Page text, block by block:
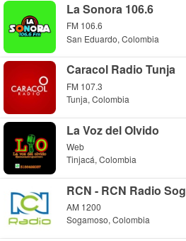
La Sonora 106.6
FM 106.6
San Eduardo, Colombia
Caracol Radio Tunja
FM 107.3
Tunja, Colombia
La Voz del Olvido
Web
Tinjacá, Colombia
RCN - RCN Radio
AM 1200
Sogamoso, Colombia